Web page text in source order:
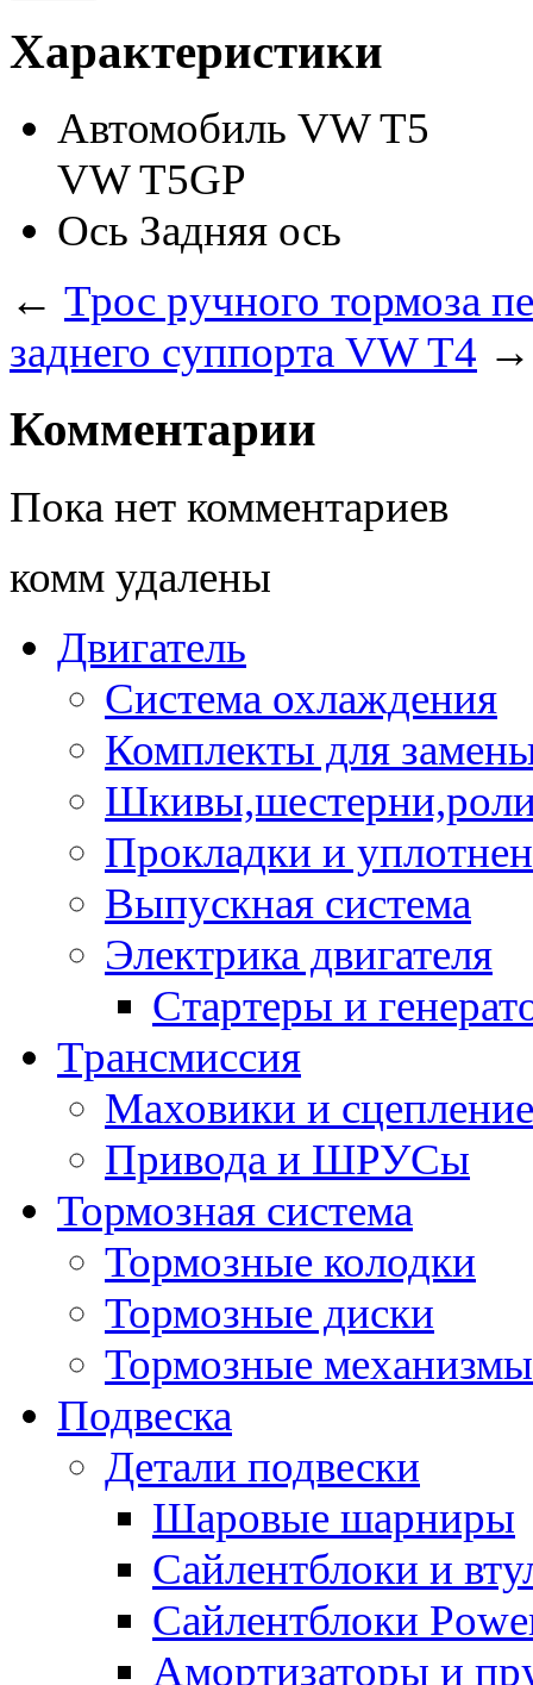
Характеристики
Автомобиль VW T5
VW T5GP
Ось Задняя ось
← Трос ручного тормоза
заднего суппорта VW T4 →
Комментарии
Пока нет комментариев
комм удалены
Двигатель
Система охлаждения
Комплекты для
Прокладки и
Выпускная система
Электрика двигателя
Стартеры и
Трансмиссия
Маховики и сцепление
Привода и ШРУСы
Тормозная система
Тормозные колодки
Тормозные диски
Тормозные механизмы
Подвеска
Детали подвески
Шаровые шарниры
Сайлентблоки и
Сайлентблоки
Амортизаторы и